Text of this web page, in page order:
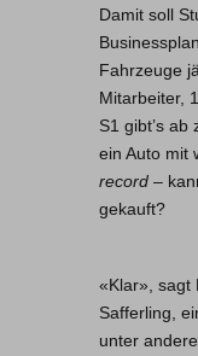
Damit soll
Fahrzeuge
Mitarbeiter,
S1 gibt’s
ein Auto mit
record –
gekauft?
«Klar», sagt
Safferling,
unter